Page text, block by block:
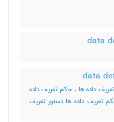
داده ها ، حکم تعریف داده
تعریف داده ها دستور تعریف